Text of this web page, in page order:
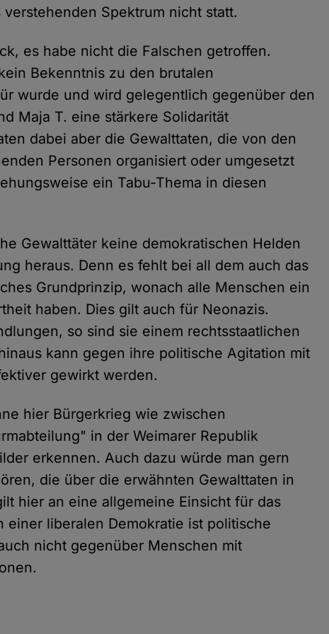
Spektrum nicht statt.
es habe nicht die Falschen getroffen.
Bekenntnis zu den brutalen
wurde und wird gelegentlich gegenüber den
Maja T. eine stärkere Solidarität
dabei aber die Gewalttaten, die von den
Personen organisiert oder umgesetzt
ein Tabu-Thema in diesen
Gewalttäter keine demokratischen Helden
heraus. Denn es fehlt bei all dem auch das
Grundprinzip, wonach alle Menschen ein
haben. Dies gilt auch für Neonazis.
so sind sie einem rechtsstaatlichen
kann gegen ihre politische Agitation mit
gewirkt werden.
hier Bürgerkrieg wie zwischen
in der Weimarer Republik
erkennen. Auch dazu würde man gern
die über die erwähnten Gewalttaten in
hier an eine allgemeine Einsicht für das
einer liberalen Demokratie ist politische
nicht gegenüber Menschen mit